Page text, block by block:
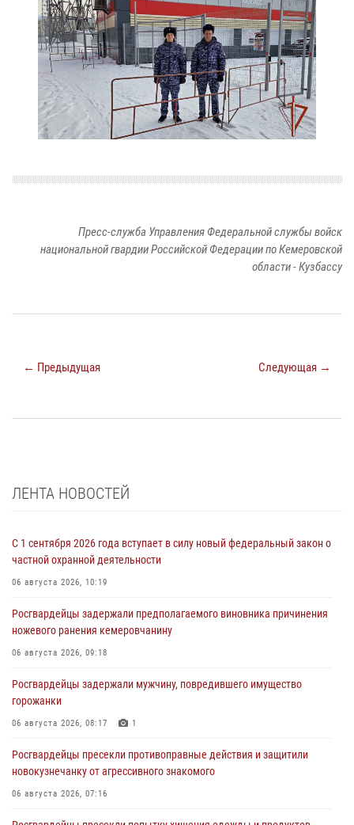
Пресс-служба Управления Федеральной службы войск
национальной гвардии Российской Федерации по Кемеровской
области - Кузбассу
← Предыдущая Следующая →
ЛЕНТА НОВОСТЕЙ
С 1 сентября 2026 года вступает в силу новый федеральный закон о
частной охранной деятельности
06 августа 2026, 10:19
Росгвардейцы задержали предполагаемого виновника причинения
ножевого ранения кемеровчанину
06 августа 2026, 09:18
Росгвардейцы задержали мужчину, повредившего имущество
горожанки
06 августа 2026, 08:17 1
Росгвардейцы пресекли противоправные действия и защитили
новокузнечанку от агрессивного знакомого
06 августа 2026, 07:16